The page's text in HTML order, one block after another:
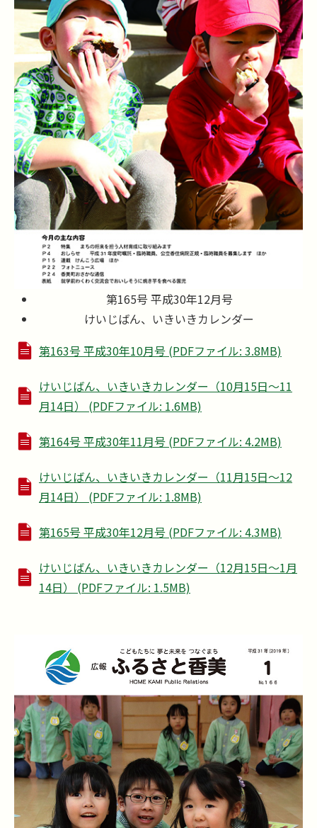
第165号 平成30年12月号
けいじばん、いきいきカレンダー
第163号 平成30年10月号 (PDFファイル: 3.8MB)
けいじばん、いきいきカレンダー（10月15日～11
月14日） (PDFファイル: 1.6MB)
第164号 平成30年11月号 (PDFファイル: 4.2MB)
けいじばん、いきいきカレンダー（11月15日～12
月14日） (PDFファイル: 1.8MB)
第165号 平成30年12月号 (PDFファイル: 4.3MB)
けいじばん、いきいきカレンダー（12月15日～1月
14日） (PDFファイル: 1.5MB)